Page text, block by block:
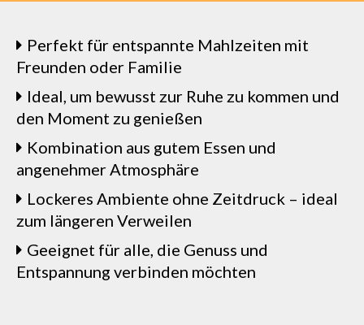
Perfekt für entspannte Mahlzeiten mit
Freunden oder Familie
Ideal, um bewusst zur Ruhe zu kommen und
den Moment zu genießen
Kombination aus gutem Essen und
angenehmer Atmosphäre
Lockeres Ambiente ohne Zeitdruck – ideal
zum längeren Verweilen
Geeignet für alle, die Genuss und
Entspannung verbinden möchten